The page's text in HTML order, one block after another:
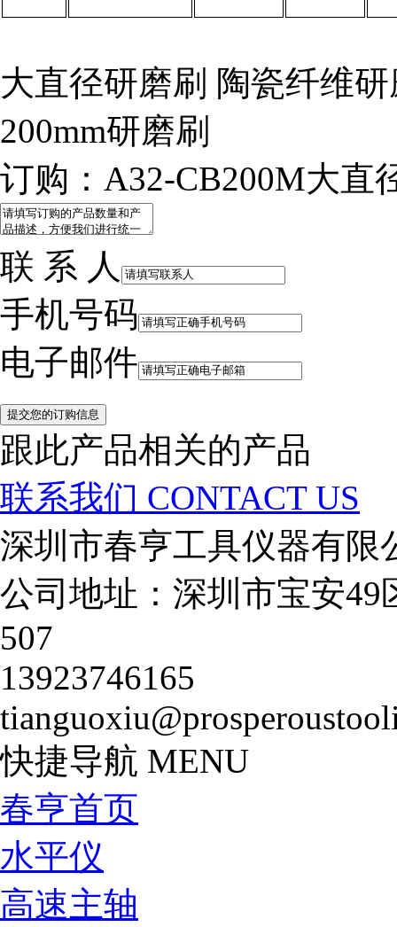
大直径研磨刷 陶瓷纤维
200mm研磨刷
订购：A32-CB200M大直
联 系 人
手机号码
电子邮件
跟此产品相关的产品
联系我们 CONTACT US
深圳市春亨工具仪器有限
公司地址：深圳市宝安
507
13923746165
快捷导航 MENU
春亨首页
水平仪
高速主轴